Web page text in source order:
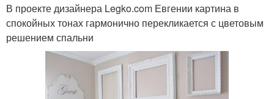
В проекте дизайнера Legko.com Евгении картина в
спокойных тонах гармонично перекликается с цветовым
решением спальни